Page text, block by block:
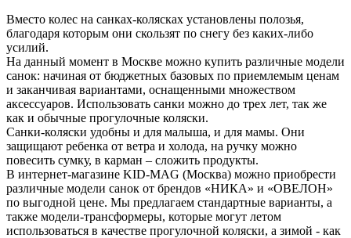
Вместо колес на санках-колясках установлены полозья,
благодаря которым они скользят по снегу без каких-либо
усилий.
На данный момент в Москве можно купить различные модели
санок: начиная от бюджетных базовых по приемлемым ценам
и заканчивая вариантами, оснащенными множеством
аксессуаров. Использовать санки можно до трех лет, так же
как и обычные прогулочные коляски.
Санки-коляски удобны и для малыша, и для мамы. Они
защищают ребенка от ветра и холода, на ручку можно
повесить сумку, в карман – сложить продукты.
В интернет-магазине KID-MAG (Москва) можно приобрести
различные модели санок от брендов «НИКА» и «ОВЕЛОН»
по выгодной цене. Мы предлагаем стандартные варианты, а
также модели-трансформеры, которые могут летом
использоваться в качестве прогулочной коляски, а зимой - как